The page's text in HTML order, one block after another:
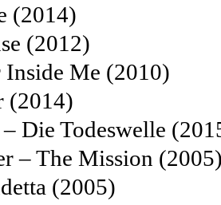
(2014)
(2012)
Me (2010)
(2014)
Die Todeswelle
– The Mission
(2005)